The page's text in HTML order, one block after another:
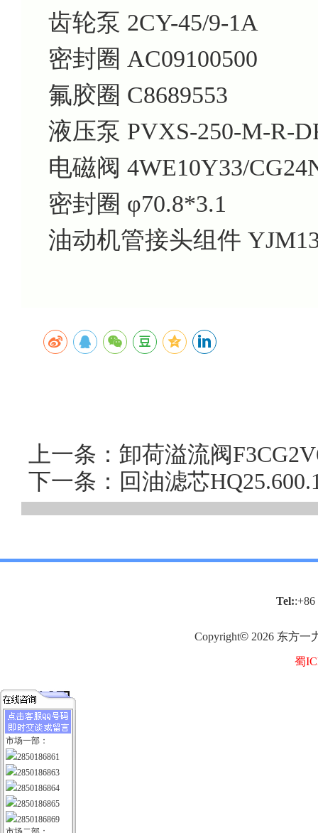
齿轮泵 2CY-45/9-1A
密封圈 AC09100500
氟胶圈 C8689553
液压泵 PVXS-250-M-R-
电磁阀 4WE10Y33/
密封圈 φ70.8*3.1
油动机管接头组件
上一条：卸荷溢流阀
下一条：回油滤芯
Tel::+86
Copyright© 2026 东方一
蜀
市场一部：
2850186861
2850186863
2850186864
2850186865
2850186869